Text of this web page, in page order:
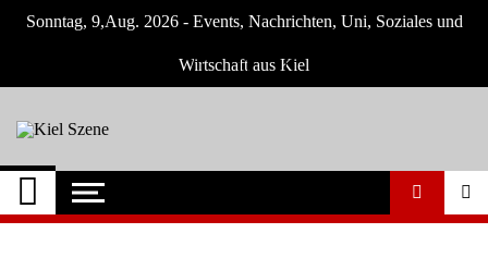
Skip
Sonntag, 9,Aug. 2026 - Events, Nachrichten, Uni, Soziales und
Wirtschaft aus Kiel
Kiel Szene
Neuigkeiten und Nachrichten aus Kiel und
Umgebung